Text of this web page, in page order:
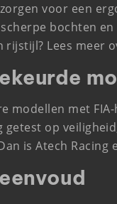
voor een
bochten
rijstijl? Lees meer
modellen met
getest op
is Atech Racing